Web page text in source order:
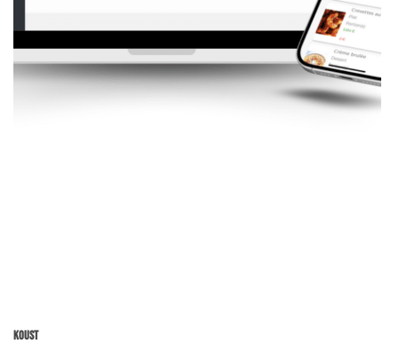
Koust